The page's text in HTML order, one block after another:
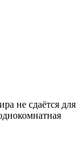
не сдаётся для